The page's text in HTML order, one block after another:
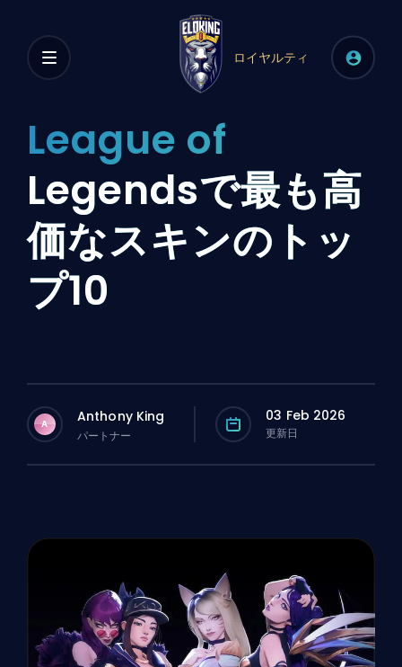
ロイヤルティ
League of
Legendsで最も高
価なスキンのトッ
プ10
A Anthony King
パートナー
03 Feb 2026
更新日